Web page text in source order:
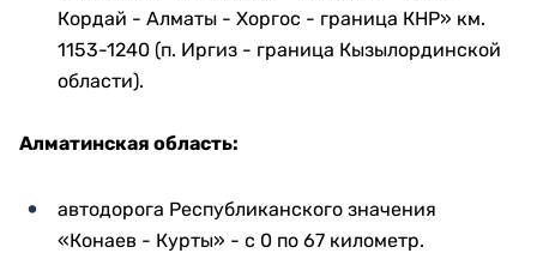
Кордай - Алматы - Хоргос - граница КНР» км.
1153-1240 (п. Иргиз - граница Кызылординской
области).
Алматинская область:
автодорога Республиканского значения
«Конаев - Курты» - с 0 по 67 километр.